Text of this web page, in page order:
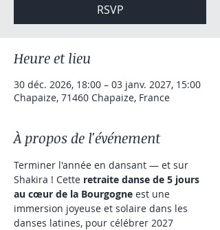
RSVP
Heure et lieu
30 déc. 2026, 18:00 – 03 janv. 2027, 15:00
Chapaize, 71460 Chapaize, France
À propos de l'événement
Terminer l'année en dansant — et sur
Shakira ! Cette retraite danse de 5 jours
au cœur de la Bourgogne est une
immersion joyeuse et solaire dans les
danses latines, pour célébrer 2027